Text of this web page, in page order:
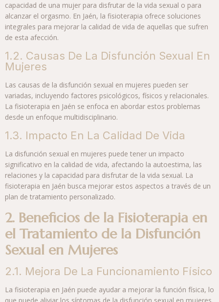
capacidad de una mujer para disfrutar de la vida sexual o para
alcanzar el orgasmo. En Jaén, la fisioterapia ofrece soluciones
integrales para mejorar la calidad de vida de aquellas que sufren
de esta afección.
1.2. Causas De La Disfunción Sexual En
Mujeres
Las causas de la disfunción sexual en mujeres pueden ser
variadas, incluyendo factores psicológicos, físicos y relacionales.
La fisioterapia en Jaén se enfoca en abordar estos problemas
desde un enfoque multidisciplinario.
1.3. Impacto En La Calidad De Vida
La disfunción sexual en mujeres puede tener un impacto
significativo en la calidad de vida, afectando la autoestima, las
relaciones y la capacidad para disfrutar de la vida sexual. La
fisioterapia en Jaén busca mejorar estos aspectos a través de un
plan de tratamiento personalizado.
2. Beneficios de la Fisioterapia en
el Tratamiento de la Disfunción
Sexual en Mujeres
2.1. Mejora De La Funcionamiento Físico
La fisioterapia en Jaén puede ayudar a mejorar la función física, lo